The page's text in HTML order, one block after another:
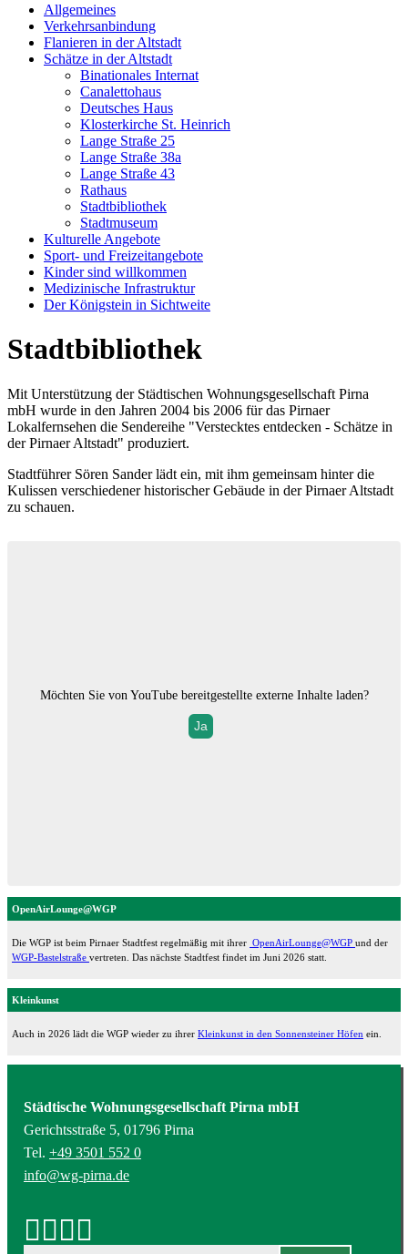
Allgemeines
Verkehrsanbindung
Flanieren in der Altstadt
Schätze in der Altstadt
Binationales Internat
Canalettohaus
Deutsches Haus
Klosterkirche St. Heinrich
Lange Straße 25
Lange Straße 38a
Lange Straße 43
Rathaus
Stadtbibliothek
Stadtmuseum
Kulturelle Angebote
Sport- und Freizeitangebote
Kinder sind willkommen
Medizinische Infrastruktur
Der Königstein in Sichtweite
Stadtbibliothek
Mit Unterstützung der Städtischen Wohnungsgesellschaft Pirna
mbH wurde in den Jahren 2004 bis 2006 für das Pirnaer
Lokalfernsehen die Sendereihe "Verstecktes entdecken - Schätze in
der Pirnaer Altstadt" produziert.
Stadtführer Sören Sander lädt ein, mit ihm gemeinsam hinter die
Kulissen verschiedener historischer Gebäude in der Pirnaer Altstadt
zu schauen.
Möchten Sie von YouTubebereitgestellte externe Inhalte laden?
Ja
OpenAirLounge@WGP
Die WGP ist beim Pirnaer Stadtfest regelmäßig mit ihrer OpenAirLounge@WGP und der
WGP-Bastelstraße vertreten. Das nächste Stadtfest findet im Juni 2026 statt.
Kleinkunst
Auch in 2026 lädt die WGP wieder zu ihrer Kleinkunst in den Sonnensteiner Höfen ein.
Städtische Wohnungsgesellschaft Pirna mbH
Gerichtsstraße 5, 01796 Pirna
Tel. +49 3501 552 0
info@wg-pirna.de